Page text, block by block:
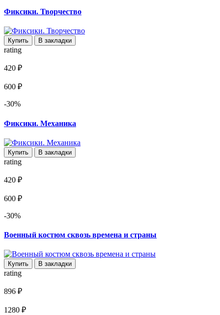
Фиксики. Творчество
Купить В закладки
rating
420 ₽
600 ₽
-30%
Фиксики. Механика
Купить В закладки
rating
420 ₽
600 ₽
-30%
Военный костюм сквозь времена и страны
Купить В закладки
rating
896 ₽
1280 ₽